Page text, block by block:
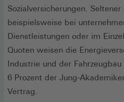
Sozialversicherungen.
beispielsweise bei
Dienstleistungen oder im
Quoten weisen die
Industrie und der
6 Prozent der Jung-
Vertrag.